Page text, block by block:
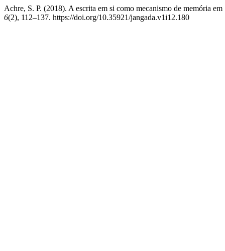
Achre, S. P. (2018). A escrita em si como mecanismo de memória
6(2), 112–137. https://doi.org/10.35921/jangada.v1i12.180